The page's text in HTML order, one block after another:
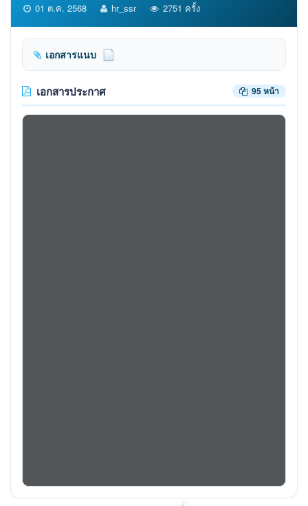
01 ต.ค. 2568 hr_ssr 2751 ครั้ง
เอกสารแนบ
เอกสารประกาศ 95 หน้า